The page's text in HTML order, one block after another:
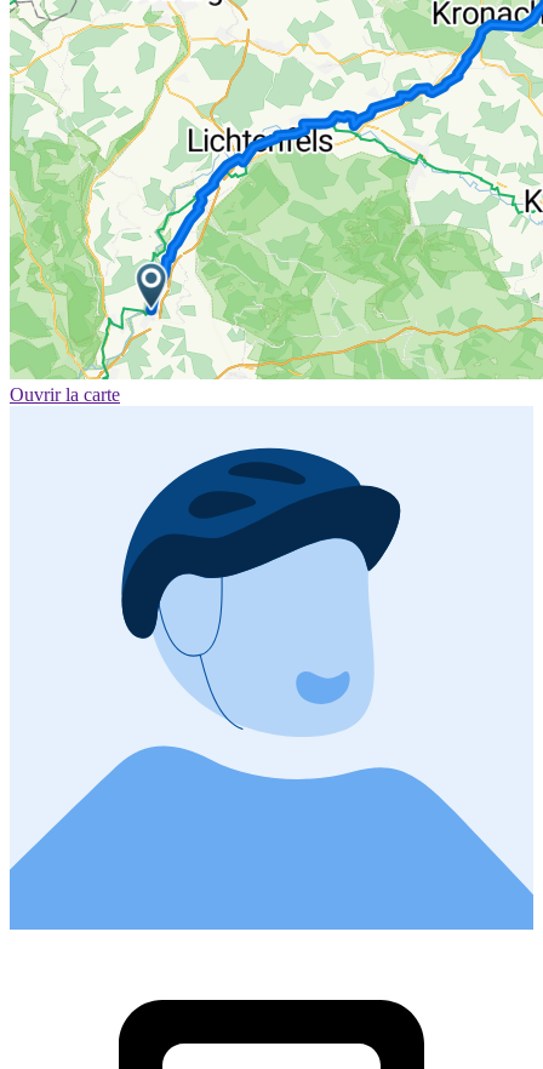
Ouvrir la carte